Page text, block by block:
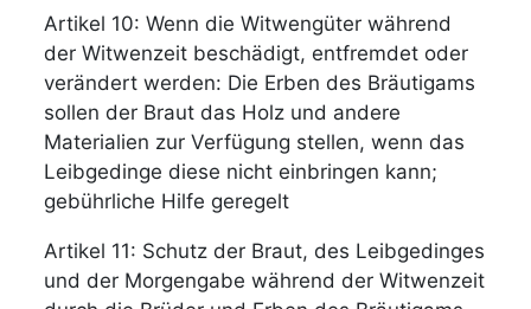
Artikel 10: Wenn die Witwengüter während
der Witwenzeit beschädigt, entfremdet oder
verändert werden: Die Erben des Bräutigams
sollen der Braut das Holz und andere
Materialien zur Verfügung stellen, wenn das
Leibgedinge diese nicht einbringen kann;
gebührliche Hilfe geregelt
Artikel 11: Schutz der Braut, des Leibgedinges
und der Morgengabe während der Witwenzeit